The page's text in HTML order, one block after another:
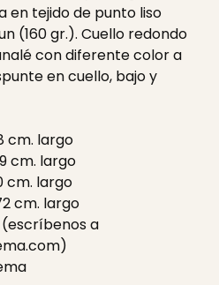
en tejido de punto liso
(160 gr.). Cuello redondo
con diferente color a
en cuello, bajo y
cm. largo
cm. largo
cm. largo
cm. largo
a
)